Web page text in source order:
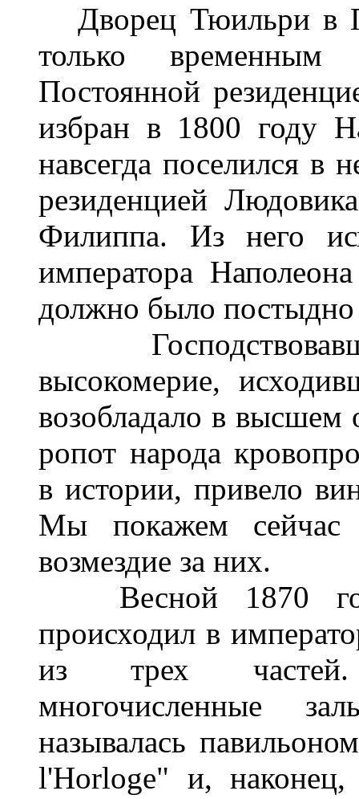
Дворец Тюильри в
только временным
Постоянной
избран в 1800 году
навсегда поселился в
резиденцией
Филиппа. Из него
императора
должно было постыдно
высокомерие,
возобладало в высшем
ропот народа
в истории, привело
Мы покажем сейчас
возмездие за них.
Весной 1870
происходил в
из трех частей.
многочисленные
называлась
l'Horloge" и,